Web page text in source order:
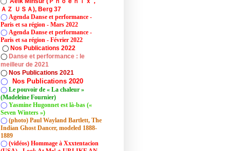
ＡＺ ＵＳＡ), Berg 37
◯ Agenda Danse et performance -
Paris et sa région - Mars 2022
◯ Agenda Danse et performance -
Paris et sa région - Février 2022
◯ Nos Publications 2022
◯ Danse et performance : le
meilleur de 2021
◯ Nos Publications 2021
◯ Nos Publications 2020
◯ Le pouvoir de « La chaleur »
(Madeleine Fournier)
◯ Yasmine Hugonnet est là-bas («
Seven Winters »)
◯ (photo) Paul Wayland Bartlett, The
Indian Ghost Dancer, modeled 1888-
1889
◯ (vidéos) Hommage à Xxxtentacion